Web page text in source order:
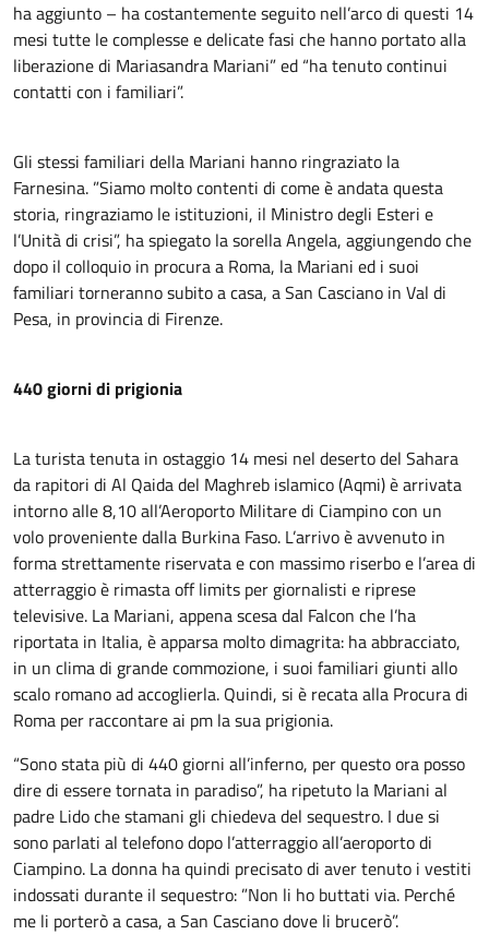
ha aggiunto – ha costantemente seguito nell’arco di questi 14
mesi tutte le complesse e delicate fasi che hanno portato alla
liberazione di Mariasandra Mariani” ed “ha tenuto continui
contatti con i familiari”.
Gli stessi familiari della Mariani hanno ringraziato la
Farnesina. ”Siamo molto contenti di come è andata questa
storia, ringraziamo le istituzioni, il Ministro degli Esteri e
l’Unità di crisi”, ha spiegato la sorella Angela, aggiungendo che
dopo il colloquio in procura a Roma, la Mariani ed i suoi
familiari torneranno subito a casa, a San Casciano in Val di
Pesa, in provincia di Firenze.
440 giorni di prigionia
La turista tenuta in ostaggio 14 mesi nel deserto del Sahara
da rapitori di Al Qaida del Maghreb islamico (Aqmi) è arrivata
intorno alle 8,10 all’Aeroporto Militare di Ciampino con un
volo proveniente dalla Burkina Faso. L’arrivo è avvenuto in
forma strettamente riservata e con massimo riserbo e l’area di
atterraggio è rimasta off limits per giornalisti e riprese
televisive. La Mariani, appena scesa dal Falcon che l’ha
riportata in Italia, è apparsa molto dimagrita: ha abbracciato,
in un clima di grande commozione, i suoi familiari giunti allo
scalo romano ad accoglierla. Quindi, si è recata alla Procura di
Roma per raccontare ai pm la sua prigionia.
“Sono stata più di 440 giorni all’inferno, per questo ora posso
dire di essere tornata in paradiso”, ha ripetuto la Mariani al
padre Lido che stamani gli chiedeva del sequestro. I due si
sono parlati al telefono dopo l’atterraggio all’aeroporto di
Ciampino. La donna ha quindi precisato di aver tenuto i vestiti
indossati durante il sequestro: ”Non li ho buttati via. Perché
me li porterò a casa, a San Casciano dove li brucerò”.